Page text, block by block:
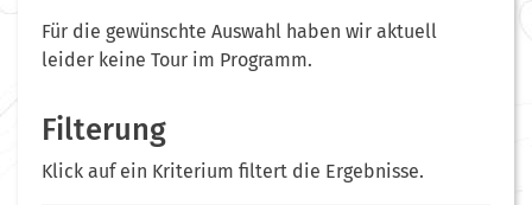
Für die gewünschte Auswahl haben wir aktuell
leider keine Tour im Programm.
Filterung
Klick auf ein Kriterium filtert die Ergebnisse.